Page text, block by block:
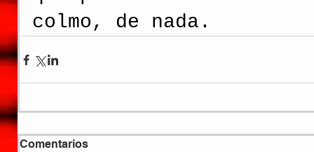
colmo, de nada.
Comentarios